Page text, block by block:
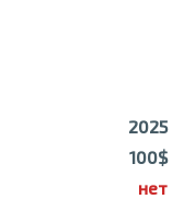
2025
100$
нет